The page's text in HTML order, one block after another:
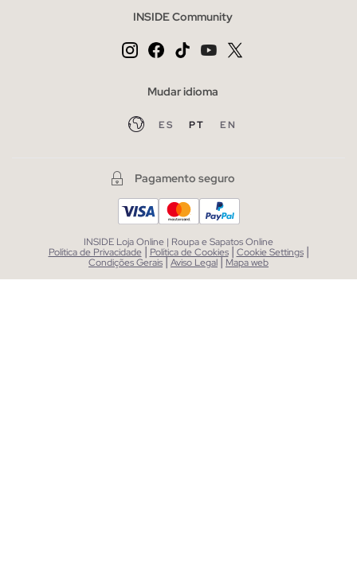
INSIDE Community
Mudar idioma
ES PT EN
Pagamento seguro
INSIDE Loja Online | Roupa e Sapatos Online
Política de Privacidade | Política de Cookies | Cookie Settings |
Condições Gerais|Aviso Legal| Mapa web